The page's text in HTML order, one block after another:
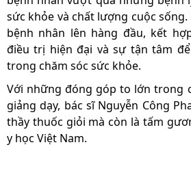
sức khỏe và chất lượng cuộc
bệnh nhân lên hàng đầu, kết
điều trị hiện đại và sự tận tâm
trong chăm sóc sức khỏe.
Với những đóng góp to lớn trong
giảng dạy, bác sĩ Nguyễn Công
thầy thuốc giỏi mà còn là tấm
y học Việt Nam.